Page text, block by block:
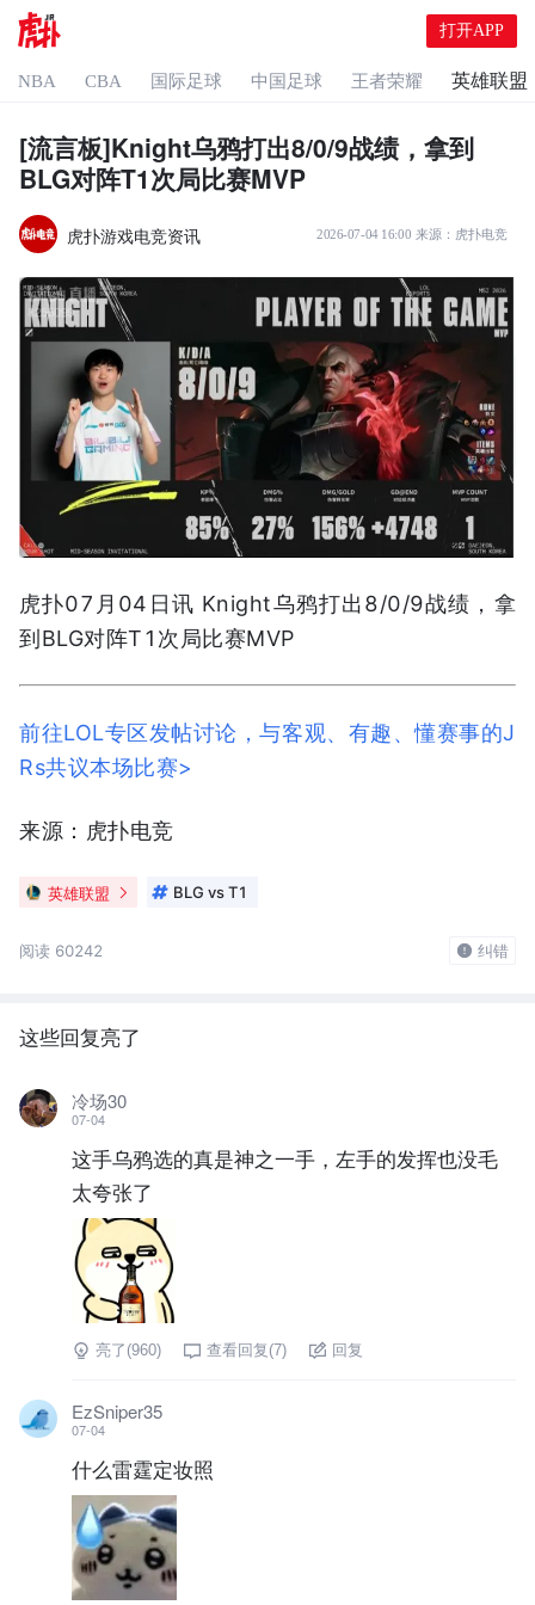
打开APP
NBA CBA 国际足球 中国足球 王者荣耀 英雄联盟
[流言板]Knight乌鸦打出8/0/9战绩，拿到
BLG对阵T1次局比赛MVP
虎扑游戏电竞资讯 2026-07-04 16:00 来源： 虎扑电竞
虎扑07月04日讯 Knight乌鸦打出8/0/9战绩，拿
到BLG对阵T1次局比赛MVP
前往LOL专区发帖讨论，与客观、有趣、懂赛事的J
Rs共议本场比赛>
来源：虎扑电竞
英雄联盟 BLG vs T1
阅读 60242 纠错
这些回复亮了
冷场30
07-04
这手乌鸦选的真是神之一手，左手的发挥也没毛
太夸张了
亮了(960) 查看回复(7) 回复
EzSniper35
07-04
什么雷霆定妆照